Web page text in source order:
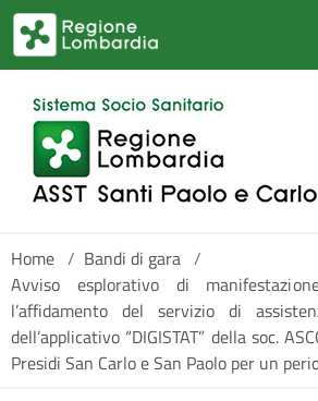
Salta al contenuto principale
Home / Bandi di gara /
Avviso esplorativo di
l’affidamento del servizio di
dell’applicativo “DIGISTAT” della soc.
Presidi San Carlo e San Paolo per un